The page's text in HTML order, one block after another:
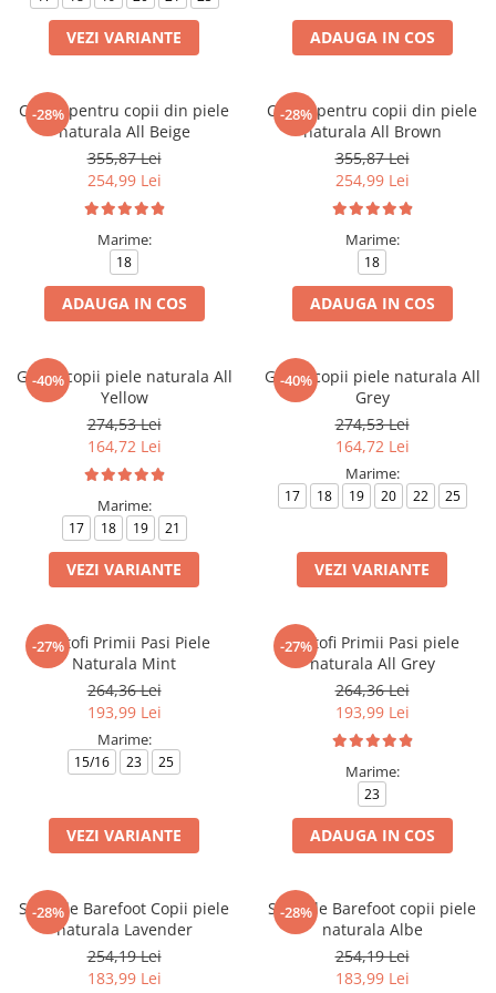
VEZI VARIANTE ADAUGA IN COS
-28%
Cizme pentru copii din piele
naturala All Beige
355,87 Lei
254,99 Lei
Marime:
18
ADAUGA IN COS
-28%
Cizme pentru copii din piele
naturala All Brown
355,87 Lei
254,99 Lei
Marime:
18
ADAUGA IN COS
-40%
Ghete copii piele naturala All
Yellow
274,53 Lei
164,72 Lei
Marime:
17 18 19 21
VEZI VARIANTE
-40%
Ghete copii piele naturala All
Grey
274,53 Lei
164,72 Lei
Marime:
17 18 19 20 22 25
VEZI VARIANTE
-27%
Pantofi Primii Pasi Piele
Naturala Mint
264,36 Lei
193,99 Lei
Marime:
15/16 23 25
VEZI VARIANTE
-27%
Pantofi Primii Pasi piele
naturala All Grey
264,36 Lei
193,99 Lei
Marime:
23
ADAUGA IN COS
-28%
Sandale Barefoot Copii piele
naturala Lavender
254,19 Lei
183,99 Lei
-28%
Sandale Barefoot copii piele
naturala Albe
254,19 Lei
183,99 Lei